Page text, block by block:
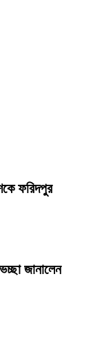
ফরিদপুর
জানালেন